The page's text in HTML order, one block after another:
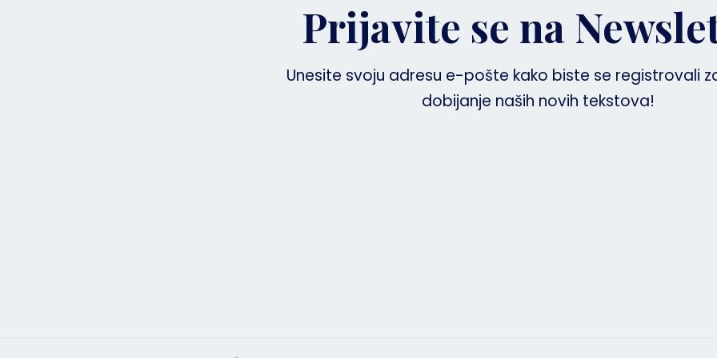
Prijavite se na
Unesite svoju adresu e-pošte kako biste se registrovali
dobijanje naših novih tekstova!